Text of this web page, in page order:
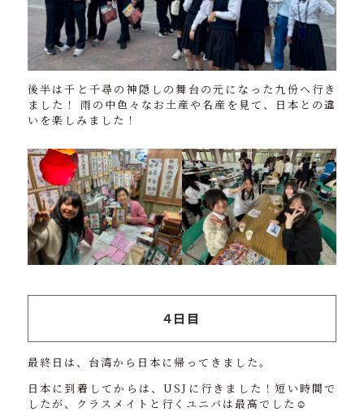
後半は千と千尋の神隠しの舞台の元になった九份へ行き
ました！ 雨の中色々なお土産や名産を見て、日本との違
いを楽しみました！
４日目
最終日は、台湾から日本に帰ってきました。
日本に到着してからは、USJに行きました！短い時間で
したが、クラスメイトと行くユニバは最高でした☺️